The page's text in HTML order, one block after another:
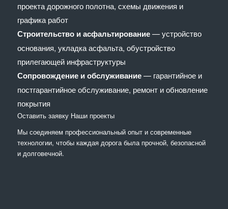
проекта дорожного полотна, схемы движения и
графика работ
Строительство и асфальтирование— устройство
основания, укладка асфальта, обустройство
прилегающей инфраструктуры
Сопровождение и обслуживание— гарантийное и
постгарантийное обслуживание, ремонт и обновление
покрытия
Оставить заявку Наши проекты
Мы соединяем профессиональный опыт и современные
технологии, чтобы каждая дорога была прочной, безопасной
и долговечной.